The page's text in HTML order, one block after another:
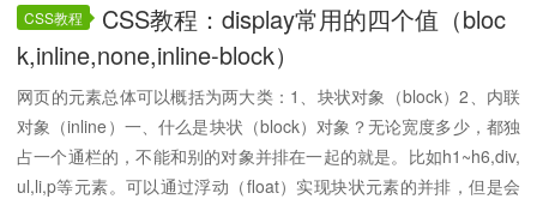
CSS教程
CSS教程：display常用的四个值（bloc
k,inline,none,inline-block）
网页的元素总体可以概括为两大类：1、块状对象（block）2、内联
对象（inline）一、什么是块状（block）对象？无论宽度多少，都独
占一个通栏的，不能和别的对象并排在一起的就是。比如h1~h6,div,
ul,li,p等元素。可以通过浮动（float）实现块状元素的并排，但是会